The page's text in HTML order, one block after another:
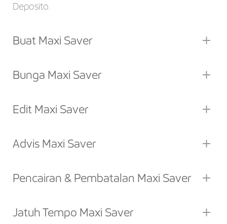
Deposito.
Buat Maxi Saver
Bunga Maxi Saver
Edit Maxi Saver
Advis Maxi Saver
Pencairan & Pembatalan Maxi Saver
Jatuh Tempo Maxi Saver